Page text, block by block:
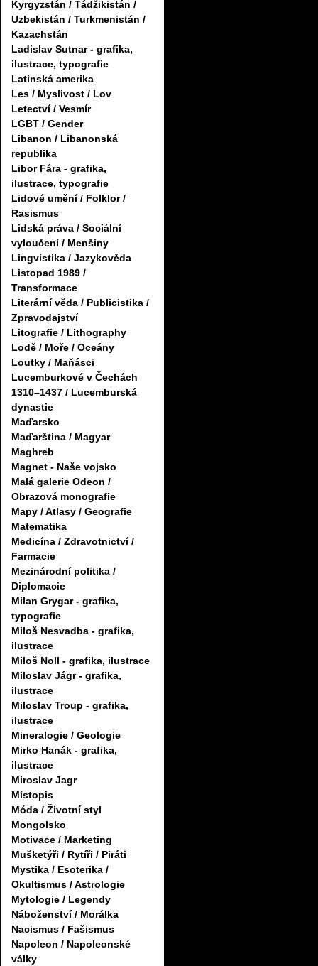
Kyrgyzstán / Tádžikistán /
Uzbekistán / Turkmenistán /
Kazachstán
Ladislav Sutnar - grafika,
ilustrace, typografie
Latinská amerika
Les / Myslivost / Lov
Letectví / Vesmír
LGBT / Gender
Libanon / Libanonská
republika
Libor Fára - grafika,
ilustrace, typografie
Lidové umění / Folklor /
Rasismus
Lidská práva / Sociální
vyloučení / Menšiny
Lingvistika / Jazykověda
Listopad 1989 /
Transformace
Literární věda / Publicistika /
Zpravodajství
Litografie / Lithography
Lodě / Moře / Oceány
Loutky / Maňásci
Lucemburkové v Čechách
1310–1437 / Lucemburská
dynastie
Maďarsko
Maďarština / Magyar
Maghreb
Magnet - Naše vojsko
Malá galerie Odeon /
Obrazová monografie
Mapy / Atlasy / Geografie
Matematika
Medicína / Zdravotnictví /
Farmacie
Mezinárodní politika /
Diplomacie
Milan Grygar - grafika,
typografie
Miloš Nesvadba - grafika,
ilustrace
Miloš Noll - grafika, ilustrace
Miloslav Jágr - grafika,
ilustrace
Miloslav Troup - grafika,
ilustrace
Mineralogie / Geologie
Mirko Hanák - grafika,
ilustrace
Miroslav Jagr
Místopis
Móda / Životní styl
Mongolsko
Motivace / Marketing
Mušketýři / Rytíři / Piráti
Mystika / Esoterika /
Okultismus / Astrologie
Mytologie / Legendy
Náboženství / Morálka
Nacismus / Fašismus
Napoleon / Napoleonské
války